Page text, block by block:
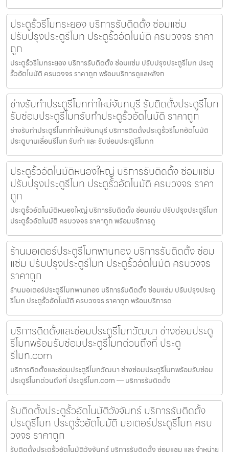
ประตูรั้วรีโมทระยอง บริการรับติดตั้ง ซ่อมแซ่ม
ปรับปรุงประตูรีโมท ประตูรั้วอัตโนมัติ ครบวงจร ราคา
ถูก
ประตูรั้วรีโมทระยอง บริการรับติดตั้ง ซ่อมแซ่ม ปรับปรุงประตูรีโมท ประตู
รั้วอัตโนมัติ ครบวงจร ราคาถูก พร้อมบริการดูแลหลังก
ช่างรับทำประตูรีโมทท่าใหม่จันทบุรี รับติดตั้งประตูรีโมท
รับซ่อมประตูรีโมทรับทำประตูรั้วอัตโนมัติ ราคาถูก
ช่างรับทำประตูรีโมทท่าใหม่จันทบุรี บริการติดตั้งประตูรั้วรีโมทอัตโนมัติ
ประตูบานเลื่อนรีโมท รับทำ และ รับซ่อมประตูรีโมทท
ประตูรั้วอัตโนมัติหนองใหญ่ บริการรับติดตั้ง ซ่อมแซ่ม
ปรับปรุงประตูรีโมท ประตูรั้วอัตโนมัติ ครบวงจร ราคา
ถูก
ประตูรั้วอัตโนมัติหนองใหญ่ บริการรับติดตั้ง ซ่อมแซ่ม ปรับปรุงประตูรีโมท
ประตูรั้วอัตโนมัติ ครบวงจร ราคาถูก พร้อมบริการดู
ร้านมอเตอร์ประตูรีโมทพานทอง บริการรับติดตั้ง ซ่อม
แซ่ม ปรับปรุงประตูรีโมท ประตูรั้วอัตโนมัติ ครบวงจร
ราคาถูก
ร้านมอเตอร์ประตูรีโมทพานทอง บริการรับติดตั้ง ซ่อมแซ่ม ปรับปรุงประตู
รีโมท ประตูรั้วอัตโนมัติ ครบวงจร ราคาถูก พร้อมบริการด
บริการติดตั้งและซ่อมประตูรีโมทวัฒนา ช่างซ่อมประตู
รีโมทพร้อมรับซ่อมประตูรีโมทด่วนถึงที่ ประตู
รีโมท.com
บริการติดตั้งและซ่อมประตูรีโมทวัฒนา ช่างซ่อมประตูรีโมทพร้อมรับซ่อม
ประตูรีโมทด่วนถึงที่ ประตูรีโมท.com — บริการรับติดตั้ง
รับติดตั้งประตูรั้วอัตโนมัติวังจันทร์ บริการรับติดตั้ง
ประตูรีโมท ประตูรั้วอัตโนมัติ มอเตอร์ประตูรีโมท ครบ
วงจร ราคาถูก
รับติดตั้งประตูรั้วอัตโนมัติวังจันทร์ บริการรับติดตั้ง ซ่อมแซม และ จำหน่าย